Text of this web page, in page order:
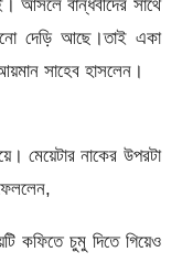
দেড়ি আছে।তাই একা
সাহেব হাসলেন।
মেয়েটার নাকের উপরটা
কফিতে চুমু দিতে গিয়েও